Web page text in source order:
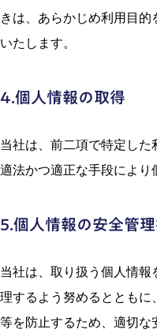
きは、あらかじめ利⽤⽬
いたします。
4.個⼈情報の取得
当社は、前二項で特定した
適法かつ適正な⼿段により
5.個⼈情報の安全管
当社は、取り扱う個⼈情
理するよう努めるとともに
等を防⽌するため、適切な